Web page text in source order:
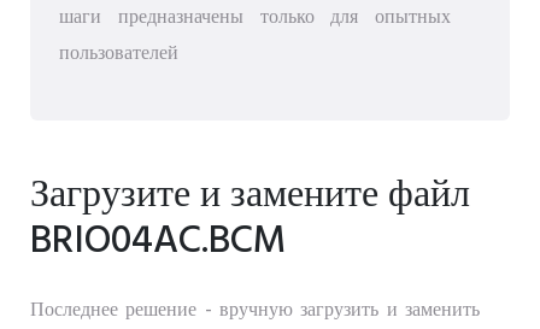
шаги предназначены только для опытных
пользователей
Загрузите и замените файл
BRIO04AC.BCM
Последнее решение - вручную загрузить и заменить